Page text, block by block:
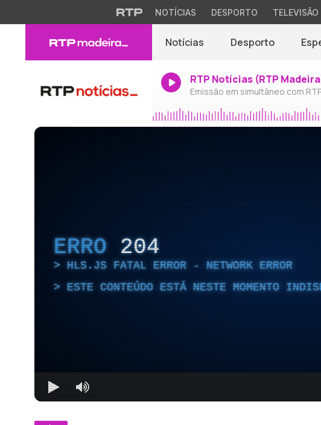
NOTÍCIAS DESPORTO TELEVISÃO
Notícias Desporto
RTP Notícias (RTP
Emissão em simultâneo com
ERRO 204
HLS.JS FATAL ERROR - NETWORK ERROR
ESTE CONTEÚDO ESTÁ NESTE MOMENTO